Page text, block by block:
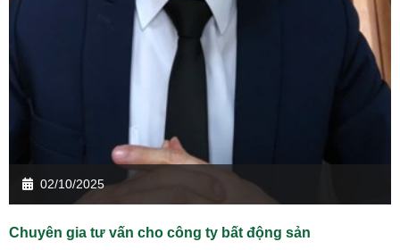
02/10/2025
Chuyên gia tư vấn cho công ty bất động sản